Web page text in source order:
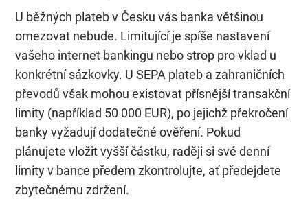
U běžných plateb v Česku vás banka většinou
omezovat nebude. Limitující je spíše nastavení
vašeho internet bankingu nebo strop pro vklad u
konkrétní sázkovky. U SEPA plateb a zahraničních
převodů však mohou existovat přísnější transakční
limity (například 50 000 EUR), po jejichž překročení
banky vyžadují dodatečné ověření. Pokud
plánujete vložit vyšší částku, raději si své denní
limity v bance předem zkontrolujte, ať předejdete
zbytečnému zdržení.